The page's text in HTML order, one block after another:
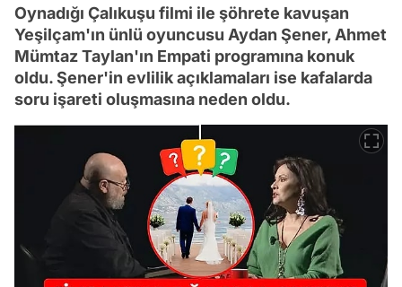
Oynadığı Çalıkuşu filmi ile şöhrete kavuşan
Yeşilçam'ın ünlü oyuncusu Aydan Şener, Ahmet
Mümtaz Taylan'ın Empati programına konuk
oldu. Şener'in evlilik açıklamaları ise kafalarda
soru işareti oluşmasına neden oldu.